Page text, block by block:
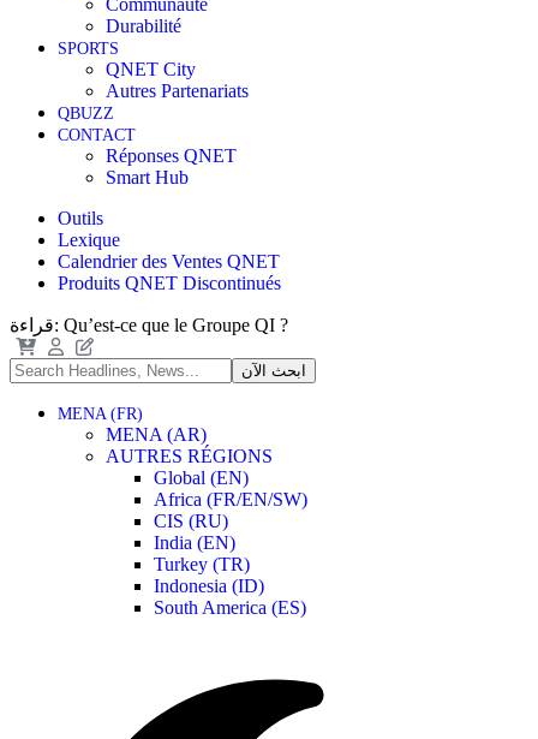
Durabilité
SPORTS
QNET City
Autres Partenariats
QBUZZ
CONTACT
Réponses QNET
Smart Hub
Outils
Lexique
Calendrier des Ventes QNET
Produits QNET Discontinués
قراءة: Qu’est-ce que le Groupe QI ?
MENA (FR)
MENA (AR)
AUTRES RÉGIONS
Global (EN)
Africa (FR/EN/SW)
CIS (RU)
India (EN)
Turkey (TR)
Indonesia (ID)
South America (ES)